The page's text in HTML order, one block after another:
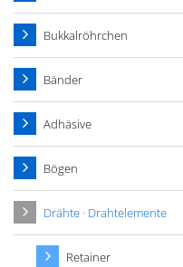
Bukkalröhrchen
Bänder
Adhäsive
Bögen
Drähte · Drahtelemente
Retainer